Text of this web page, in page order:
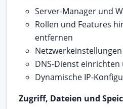
Server-Manager und
Rollen und Features
entfernen
DNS-Dienst
Dynamische IP-
Zugriff, Dateien und